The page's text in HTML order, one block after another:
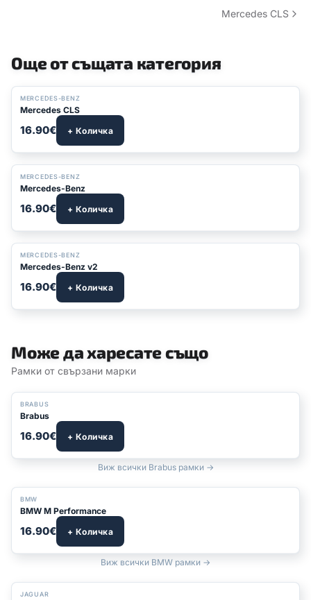
Mercedes CLS
Още от същата категория
MERCEDES-BENZ
Mercedes CLS
16.90€ + Количка
БЕСТСЕЛЪР
MERCEDES-BENZ
Mercedes-Benz
16.90€ + Количка
MERCEDES-BENZ
Mercedes-Benz v2
16.90€ + Количка
Може да харесате също
Рамки от свързани марки
BRABUS
Brabus
16.90€ + Количка
Виж всички Brabus рамки →
БЕСТСЕЛЪР
BMW
BMW M Performance
16.90€ + Количка
Виж всички BMW рамки →
JAGUAR